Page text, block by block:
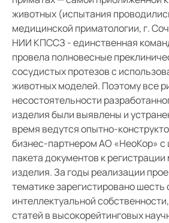
животных (испытания
медицинской приматологии, г.
НИИ КПССЗ - единственная
провела полновесные
сосудистых протезов с
животных моделей. Поэтому все
несостоятельности
изделия были выявлены и
время ведутся опытно-
бизнес-партнером АО «НеоКор» с
пакета документов к
изделия. За годы реализации
тематике зарегистировано шесть
интеллектуальной
статей в высокорейтинговых